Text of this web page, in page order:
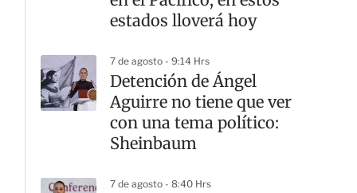
estados lloverá hoy
7 de agosto - 9:14 Hrs
Detención de Ángel
Aguirre no tiene que ver
con una tema político:
Sheinbaum
7 de agosto - 8:40 Hrs